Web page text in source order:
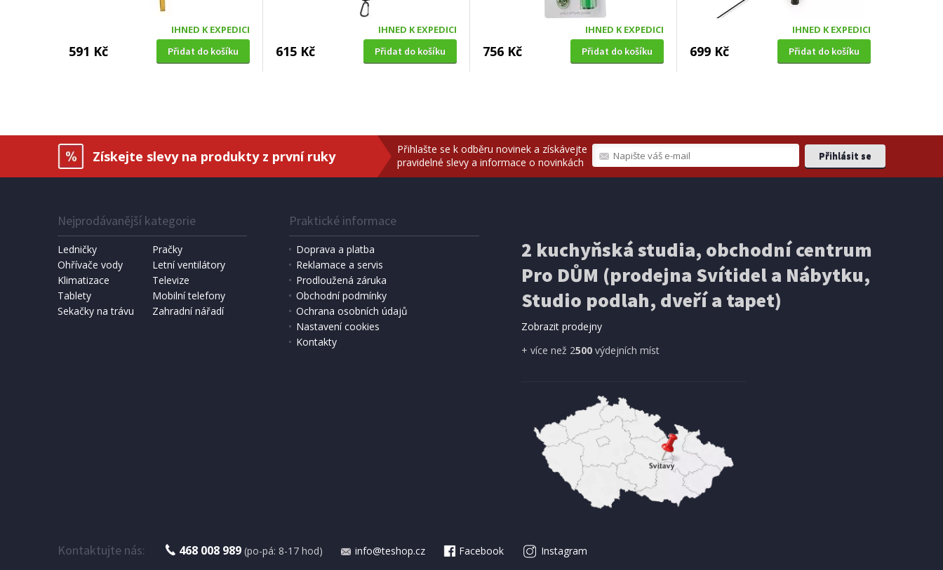
IHNED K EXPEDICI
591 Kč Přidat do košíku
IHNED K EXPEDICI
615 Kč Přidat do košíku
IHNED K EXPEDICI
756 Kč Přidat do košíku
IHNED K EXPEDICI
699 Kč Přidat do košíku
Získejte slevy na produkty z první ruky
Přihlašte se k odběru novinek a získávejte
pravidelné slevy a informace o novinkách
Nejprodávanější kategorie
Ledničky
Pračky
Ohřívače vody
Letní ventilátory
Klimatizace
Televize
Tablety
Mobilní telefony
Sekačky na trávu
Zahradní nářadí
Praktické informace
Doprava a platba
Reklamace a servis
Prodloužená záruka
Obchodní podmínky
Ochrana osobních údajů
Nastavení cookies
Kontakty
2 kuchyňská studia, obchodní centrum
Pro DŮM (prodejna Svítidel a Nábytku,
Studio podlah, dveří a tapet)
Zobrazit prodejny
+ více než 2500výdejních míst
Kontaktujte nás: 468 008 989 (po-pá: 8-17 hod) info@teshop.cz Facebook Instagram